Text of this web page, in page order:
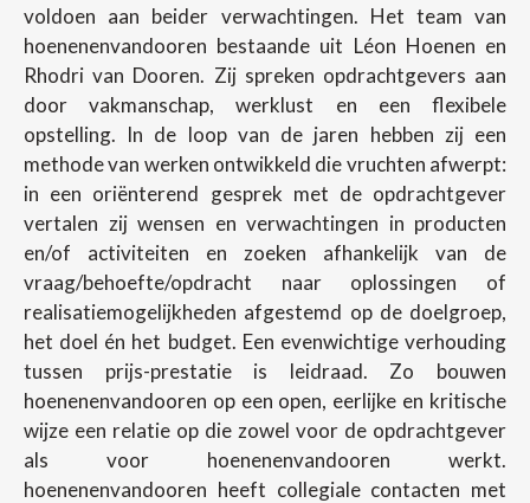
voldoen aan beider verwachtingen. Het team van
hoenenenvandooren bestaande uit Léon Hoenen en
Rhodri van Dooren. Zij spreken opdrachtgevers aan
door vakmanschap, werklust en een flexibele
opstelling. In de loop van de jaren hebben zij een
methode van werken ontwikkeld die vruchten afwerpt:
in een oriënterend gesprek met de opdrachtgever
vertalen zij wensen en verwachtingen in producten
en/of activiteiten en zoeken afhankelijk van de
vraag/behoefte/opdracht naar oplossingen of
realisatiemogelijkheden afgestemd op de doelgroep,
het doel én het budget. Een evenwichtige verhouding
tussen prijs-prestatie is leidraad. Zo bouwen
hoenenenvandooren op een open, eerlijke en kritische
wijze een relatie op die zowel voor de opdrachtgever
als voor hoenenenvandooren werkt.
hoenenenvandooren heeft collegiale contacten met